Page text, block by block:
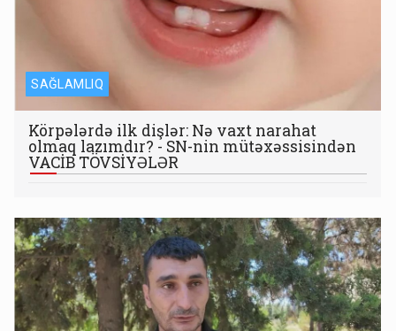
SAĞLAMLIQ
Körpələrdə ilk dişlər: Nə vaxt narahat
olmaq lazımdır? - SN-nin mütəxəssisindən
VACİB TÖVSİYƏLƏR